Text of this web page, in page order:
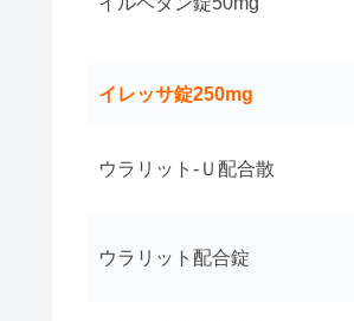
イレッサ錠250mg
ウラリット-Ｕ配合散
ウラリット配合錠